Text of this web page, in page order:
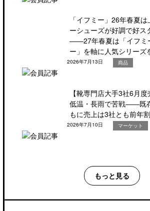
「イフミー」26年春夏
ーシューズが好調で好ス
――27年春夏は「イフミ
ー」を軸に人気シリーズ
2026年7月13日 商品
【靴専門店大手3社6月度
低温・長雨で苦戦――既
もに売上は3社とも前年
2026年7月10日 マーケット
もっと見る